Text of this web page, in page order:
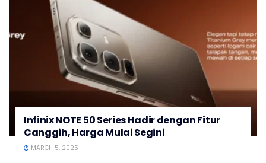
Infinix NOTE 50 Series Hadir dengan Fitur
Canggih, Harga Mulai Segini
MARCH 5, 2025